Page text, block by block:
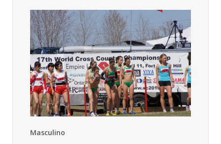
Masculino